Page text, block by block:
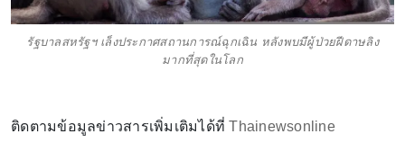
รัฐบาลสหรัฐฯ เล็งประกาศสถานการณ์ฉุกเฉิน หลังพบมีผู้ป่วยฝีดาษลิง
มากที่สุดในโลก
ติดตามข้อมูลข่าวสารเพิ่มเติมได้ที่Thainewsonline